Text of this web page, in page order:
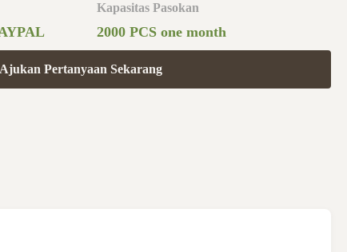
Kapasitas Pasokan
2000 PCS one month
Ajukan Pertanyaan Sekarang